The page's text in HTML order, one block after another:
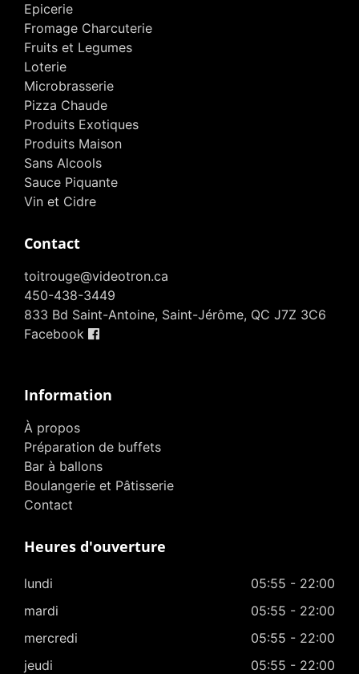
Epicerie
Fromage Charcuterie
Fruits et Legumes
Loterie
Microbrasserie
Pizza Chaude
Produits Exotiques
Produits Maison
Sans Alcools
Sauce Piquante
Vin et Cidre
Contact
toitrouge@videotron.ca
450-438-3449
833 Bd Saint-Antoine, Saint-Jérôme, QC J7Z 3C6
Facebook
Information
À propos
Préparation de buffets
Bar à ballons
Boulangerie et Pâtisserie
Contact
Heures d'ouverture
lundi
05:55 - 22:00
mardi
05:55 - 22:00
mercredi
05:55 - 22:00
jeudi
05:55 - 22:00